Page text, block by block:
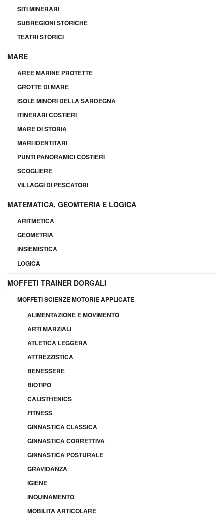
SITI MINERARI
SUBREGIONI STORICHE
TEATRI STORICI
MARE
AREE MARINE PROTETTE
GROTTE DI MARE
ISOLE MINORI DELLA SARDEGNA
ITINERARI COSTIERI
MARE DI STORIA
MARI IDENTITARI
PUNTI PANORAMICI COSTIERI
SCOGLIERE
VILLAGGI DI PESCATORI
MATEMATICA, GEOMTERIA E LOGICA
ARITMETICA
GEOMETRIA
INSIEMISTICA
LOGICA
MOFFETI TRAINER DORGALI
MOFFETI SCIENZE MOTORIE APPLICATE
ALIMENTAZIONE E MOVIMENTO
ARTI MARZIALI
ATLETICA LEGGERA
ATTREZZISTICA
BENESSERE
BIOTIPO
CALISTHENICS
FITNESS
GINNASTICA CLASSICA
GINNASTICA CORRETTIVA
GINNASTICA POSTURALE
GRAVIDANZA
IGIENE
INQUINAMENTO
MOBILITÀ ARTICOLARE